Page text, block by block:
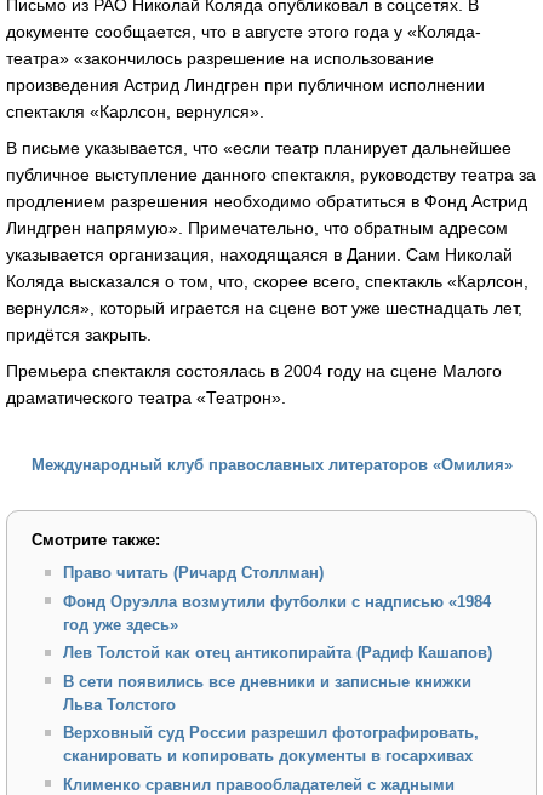
Письмо из РАО Николай Коляда опубликовал в соцсетях. В
документе сообщается, что в августе этого года у «Коляда-
театра» «закончилось разрешение на использование
произведения Астрид Линдгрен при публичном исполнении
спектакля «Карлсон, вернулся».
В письме указывается, что «если театр планирует дальнейшее
публичное выступление данного спектакля, руководству театра за
продлением разрешения необходимо обратиться в Фонд Астрид
Линдгрен напрямую». Примечательно, что обратным адресом
указывается организация, находящаяся в Дании. Сам Николай
Коляда высказался о том, что, скорее всего, спектакль «Карлсон,
вернулся», который играется на сцене вот уже шестнадцать лет,
придётся закрыть.
Премьера спектакля состоялась в 2004 году на сцене Малого
драматического театра «Театрон».
Международный клуб православных литераторов «Омилия»
Смотрите также:
Право читать (Ричард Столлман)
Фонд Оруэлла возмутили футболки с надписью «1984
год уже здесь»
Лев Толстой как отец антикопирайта (Радиф Кашапов)
В сети появились все дневники и записные книжки
Льва Толстого
Верховный суд России разрешил фотографировать,
сканировать и копировать документы в госархивах
Клименко сравнил правообладателей с жадными